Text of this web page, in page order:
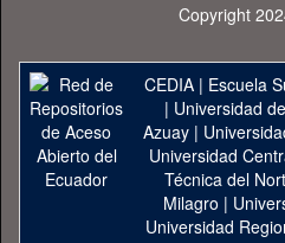
Copyright
CEDIA| Escuela
| Universidad
Azuay|
Universidad
Técnica del
Milagro |
Universidad